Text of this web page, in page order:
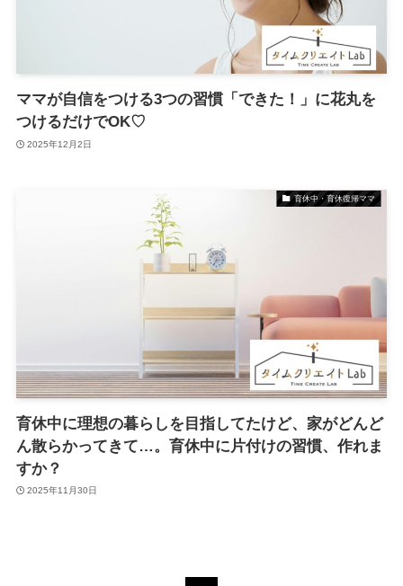
ママが自信をつける3つの習慣「できた！」に花丸を
つけるだけでOK♡
2025年12月2日
育休中・育休復帰ママ
育休中に理想の暮らしを目指してたけど、家がどんど
ん散らかってきて…。育休中に片付けの習慣、作れま
すか？
2025年11月30日